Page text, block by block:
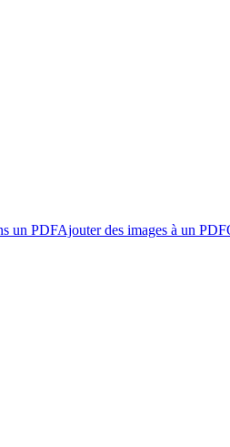
un PDFAjouter des images à un PDF